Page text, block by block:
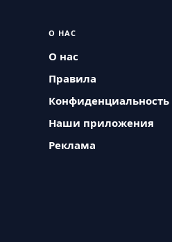
О НАС
О нас
Правила
Конфиденциальность
Наши приложения
Реклама